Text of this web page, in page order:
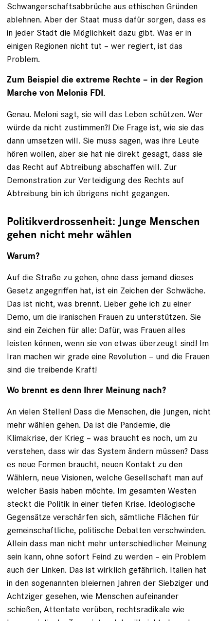
Schwangerschaftsabbrüche aus ethischen Gründen
ablehnen. Aber der Staat muss dafür sorgen, dass es
in jeder Stadt die Möglichkeit dazu gibt. Was er in
einigen Regionen nicht tut – wer regiert, ist das
Problem.
Zum Beispiel die extreme Rechte – in der Region
Marche von Melonis FDI.
Genau. Meloni sagt, sie will das Leben schützen. Wer
würde da nicht zustimmen?! Die Frage ist, wie sie das
dann umsetzen will. Sie muss sagen, was ihre Leute
hören wollen, aber sie hat nie direkt gesagt, dass sie
das Recht auf Abtreibung abschaffen will. Zur
Demonstration zur Verteidigung des Rechts auf
Abtreibung bin ich übrigens nicht gegangen.
Politikverdrossenheit: Junge Menschen
gehen nicht mehr wählen
Warum?
Auf die Straße zu gehen, ohne dass jemand dieses
Gesetz angegriffen hat, ist ein Zeichen der Schwäche.
Das ist nicht, was brennt. Lieber gehe ich zu einer
Demo, um die iranischen Frauen zu unterstützen. Sie
sind ein Zeichen für alle: Dafür, was Frauen alles
leisten können, wenn sie von etwas überzeugt sind! Im
Iran machen wir grade eine Revolution – und die Frauen
sind die treibende Kraft!
Wo brennt es denn Ihrer Meinung nach?
An vielen Stellen! Dass die Menschen, die Jungen, nicht
mehr wählen gehen. Da ist die Pandemie, die
Klimakrise, der Krieg – was braucht es noch, um zu
verstehen, dass wir das System ändern müssen? Dass
es neue Formen braucht, neuen Kontakt zu den
Wählern, neue Visionen, welche Gesellschaft man auf
welcher Basis haben möchte. Im gesamten Westen
steckt die Politik in einer tiefen Krise. Ideologische
Gegensätze verschärfen sich, sämtliche Flächen für
gemeinschaftliche, politische Debatten verschwinden.
Allein dass man nicht mehr unterschiedlicher Meinung
sein kann, ohne sofort Feind zu werden – ein Problem
auch der Linken. Das ist wirklich gefährlich. Italien hat
in den sogenannten bleiernen Jahren der Siebziger und
Achtziger gesehen, wie Menschen aufeinander
schießen, Attentate verüben, rechtsradikale wie